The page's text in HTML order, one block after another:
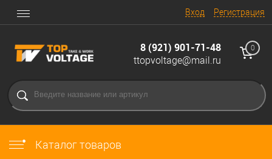
Вход Регистрация
8 (921) 901-71-48
ttopvoltage@mail.ru
0
Каталог товаров